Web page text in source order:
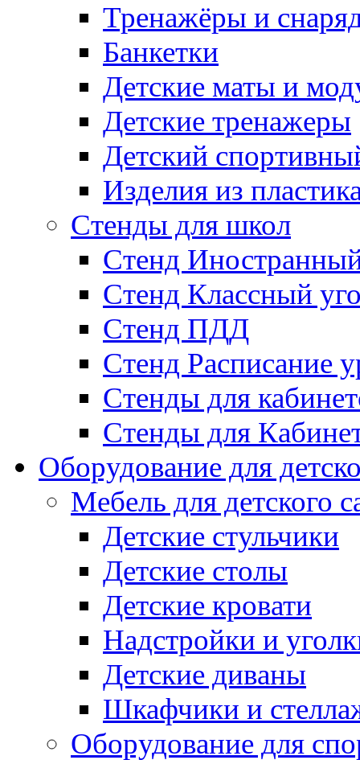
Тренажёры и
Банкетки
Детские маты и
Детские тренажеры
Детский
Изделия из
Стенды для школ
Стенд
Стенд Классный
Стенд ПДД
Стенд Расписание
Стенды для
Стенды для
Оборудование для
Мебель для детского
Детские стульчики
Детские столы
Детские кровати
Надстройки и
Детские диваны
Шкафчики и
Оборудование для